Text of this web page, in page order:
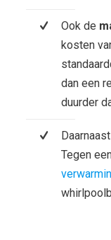
Ook de
kosten
dan een
duurder
Tegen